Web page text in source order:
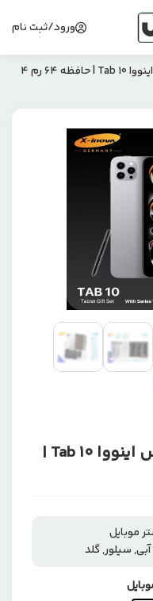
ورود/ثبت نام
/ تبلت لپ تاپ شو برند ایکس اینووا Tab 10 | حافظه 64 رم 4
تبلت لپ تاپ شو برند ایکس اینووا Tab 10 |
آبی, سیلور, گلد